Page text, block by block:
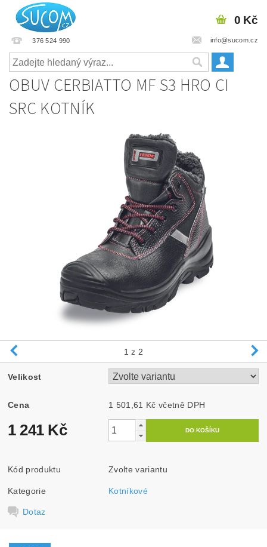
376 524 990 info@sucom.cz
0 Kč
OBUV CERBIATTO MF S3 HRO CI
SRC KOTNÍK
1 z 2
Velikost
Cena 1 501,61 Kč včetně DPH
1 241 Kč
Kód produktu Zvolte variantu
Kategorie Kotníkové
Dotaz